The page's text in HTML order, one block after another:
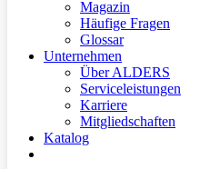
Magazin
Häufige Fragen
Glossar
Unternehmen
Über ALDERS
Serviceleistungen
Karriere
Mitgliedschaften
Katalog